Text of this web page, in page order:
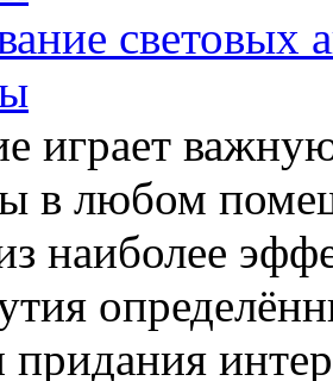
световых
играет
в любом
наиболее
придания